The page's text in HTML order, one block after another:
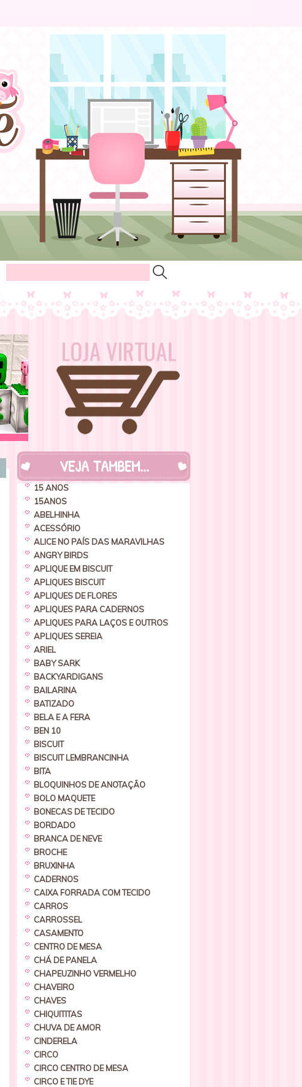
VEJA TAMBEM...
15 ANOS
15ANOS
ABELHINHA
ACESSÓRIO
ALICE NO PAÍS DAS MARAVILHAS
ANGRY BIRDS
APLIQUE EM BISCUIT
APLIQUES BISCUIT
APLIQUES DE FLORES
APLIQUES PARA CADERNOS
APLIQUES PARA LAÇOS E OUTROS
APLIQUES SEREIA
ARIEL
BABY SARK
BACKYARDIGANS
BAILARINA
BATIZADO
BELA E A FERA
BEN 10
BISCUIT
BISCUIT LEMBRANCINHA
BITA
BLOQUINHOS DE ANOTAÇÃO
BOLO MAQUETE
BONECAS DE TECIDO
BORDADO
BRANCA DE NEVE
BROCHE
BRUXINHA
CADERNOS
CAIXA FORRADA COM TECIDO
CARROS
CARROSSEL
CASAMENTO
CENTRO DE MESA
CHÁ DE PANELA
CHAPEUZINHO VERMELHO
CHAVEIRO
CHAVES
CHIQUITITAS
CHUVA DE AMOR
CINDERELA
CIRCO
CIRCO CENTRO DE MESA
CIRCO E TIE DYE